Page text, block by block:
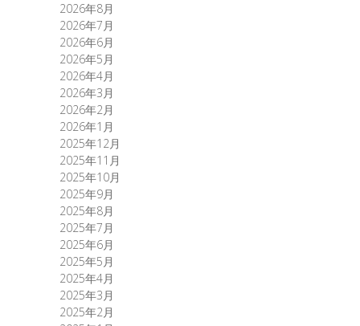
2026年8月
2026年7月
2026年6月
2026年5月
2026年4月
2026年3月
2026年2月
2026年1月
2025年12月
2025年11月
2025年10月
2025年9月
2025年8月
2025年7月
2025年6月
2025年5月
2025年4月
2025年3月
2025年2月